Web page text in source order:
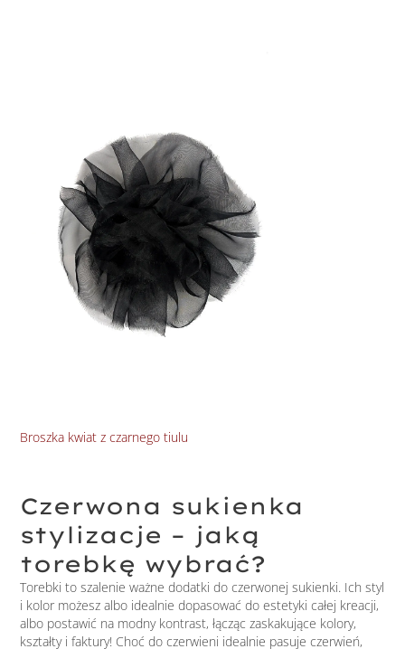
Broszka kwiat z czarnego tiulu
Czerwona sukienka
stylizacje – jaką
torebkę wybrać?
Torebki to szalenie ważne dodatki do czerwonej sukienki. Ich styl
i kolor możesz albo idealnie dopasować do estetyki całej kreacji,
albo postawić na modny kontrast, łącząc zaskakujące kolory,
kształty i faktury! Choć do czerwieni idealnie pasuje czerwień,